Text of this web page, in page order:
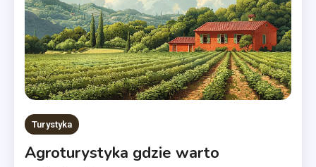
Turystyka
Agroturystyka gdzie warto